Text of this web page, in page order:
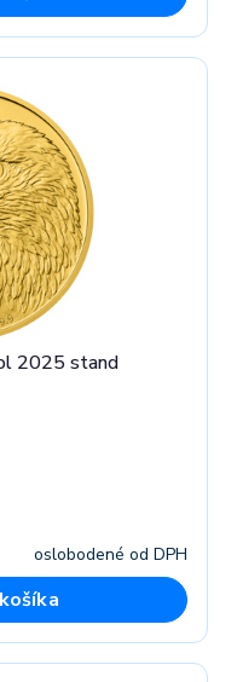
2025 stand
oslobodené od DPH